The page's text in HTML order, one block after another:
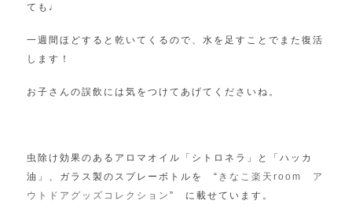
ても♩
一週間ほどすると乾いてくるので、 水を足すことでまた復活
します！
お子さんの誤飲には気をつけてあげてくださいね。
虫除け効果のあるアロマオイル「シトロネラ」と「ハッカ
油」、ガラス製のスプレーボトルを “ きなこ楽天room ア
ウトドアグッズコレクション ” に載せています。